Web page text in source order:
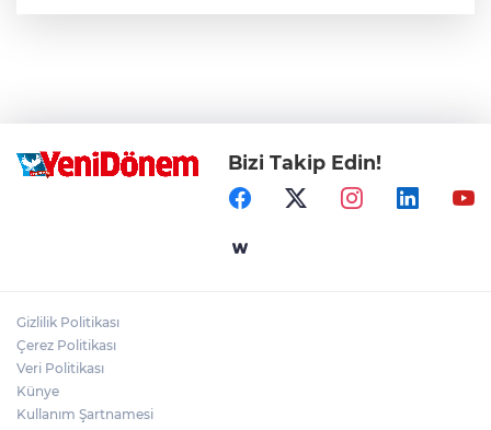
Bizi Takip Edin!
Gizlilik Politikası
Çerez Politikası
Veri Politikası
Künye
Kullanım Şartnamesi